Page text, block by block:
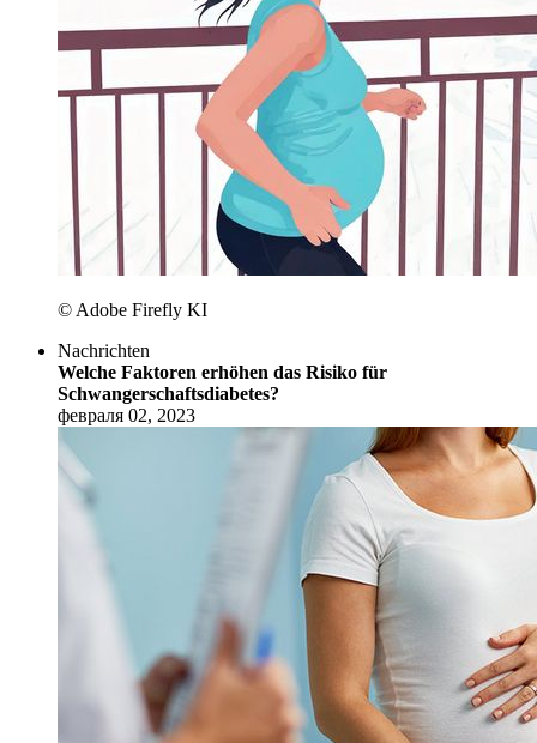
© Adobe Firefly KI
Nachrichten
Welche Faktoren erhöhen das Risiko für
Schwangerschafts­diabetes?
февраля 02, 2023